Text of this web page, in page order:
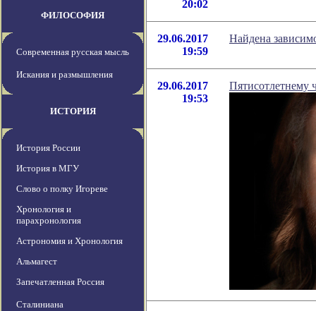
ФИЛОСОФИЯ
Современная русская мысль
Искания и размышления
ИСТОРИЯ
История России
История в МГУ
Слово о полку Игореве
Хронология и
парахронология
Астрономия и Хронология
Альмагест
Запечатленная Россия
Сталиниана
20:02
29.06.2017
19:59
Найдена
29.06.2017
19:53
Пятисотлетнему